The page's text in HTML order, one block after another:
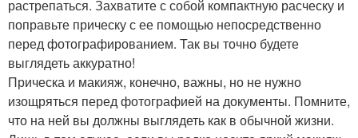
растрепаться. Захватите с собой компактную расческу и
поправьте прическу с ее помощью непосредственно
перед фотографированием. Так вы точно будете
выглядеть аккуратно!
Прическа и макияж, конечно, важны, но не нужно
изощряться перед фотографией на документы. Помните,
что на ней вы должны выглядеть как в обычной жизни.